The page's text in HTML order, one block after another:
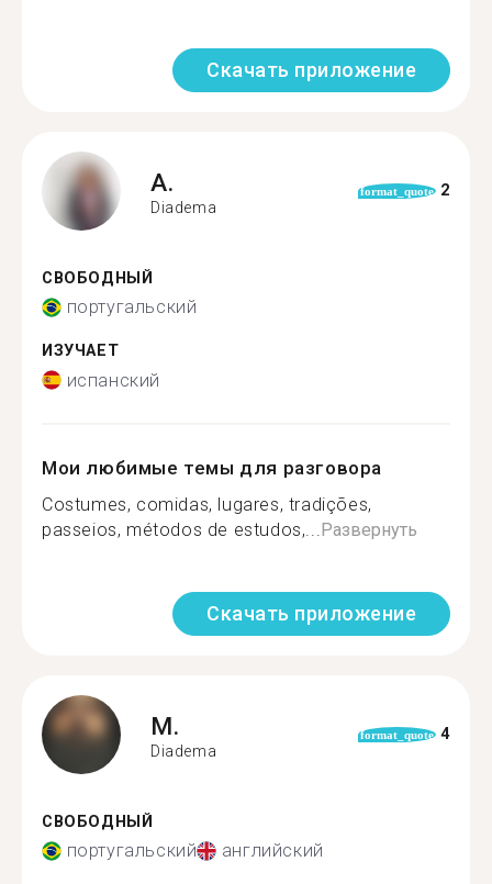
Скачать приложение
A.
Diadema
format_quote 2
СВОБОДНЫЙ
португальский
ИЗУЧАЕТ
испанский
Мои любимые темы для разговора
Costumes, comidas, lugares, tradições,
passeios, métodos de estudos,... Развернуть
Скачать приложение
M.
Diadema
format_quote 4
СВОБОДНЫЙ
португальский английский